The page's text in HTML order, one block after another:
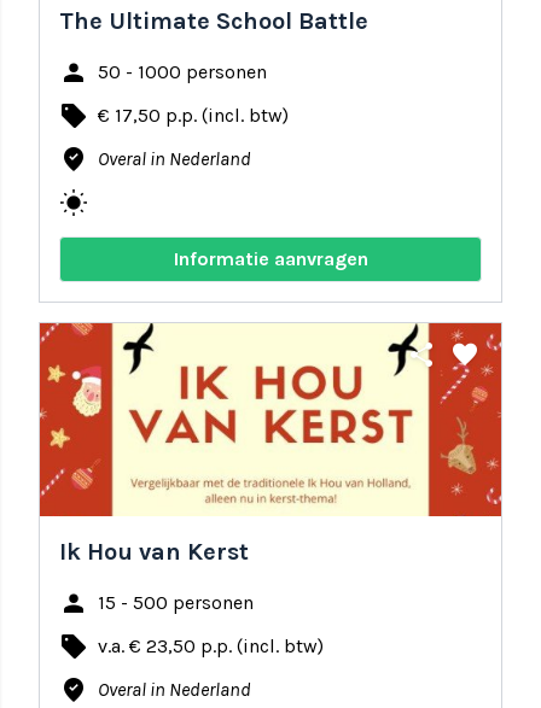
The Ultimate School Battle
person 50 - 1000 personen
local_offer € 17,50 p.p. (incl. btw)
where_to_vote Overal in Nederland
wb_sunny
Informatie aanvragen
share favorite
Ik Hou van Kerst
person 15 - 500 personen
local_offer v.a. € 23,50 p.p. (incl. btw)
where_to_vote Overal in Nederland